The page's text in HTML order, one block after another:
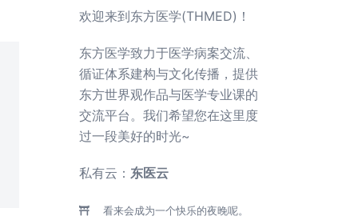
欢迎来到东方医学(THMED)！
东方医学致力于医学病案交流、
循证体系建构与文化传播，提供
东方世界观作品与医学专业课的
交流平台。我们希望您在这里度
过一段美好的时光~
私有云： 东医云
看来会成为一个快乐的夜晚呢。